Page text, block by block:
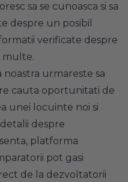
sa se cunoasca si sa
despre un posibil
verificate despre
multe.
noastra urmareste sa
cauta oportunitati de
unei locuinte noi si
despre
platforma
pot gasi
de la dezvoltatorii